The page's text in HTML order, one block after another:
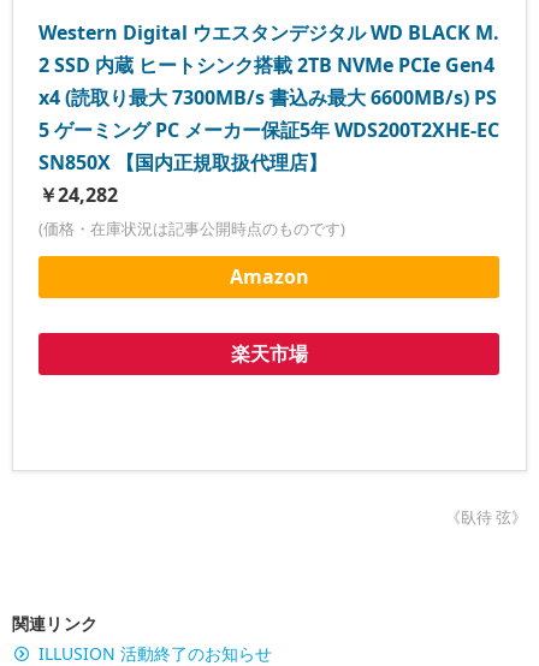
Western Digital ウエスタンデジタル WD BLACK M.
2 SSD 内蔵 ヒートシンク搭載 2TB NVMe PCIe Gen4
x4 (読取り最大 7300MB/s 書込み最大 6600MB/s) PS
5 ゲーミング PC メーカー保証5年 WDS200T2XHE-EC
SN850X 【国内正規取扱代理店】
￥24,282
(価格・在庫状況は記事公開時点のものです)
Amazon
楽天市場
《臥待 弦》
関連リンク
ILLUSION 活動終了のお知らせ